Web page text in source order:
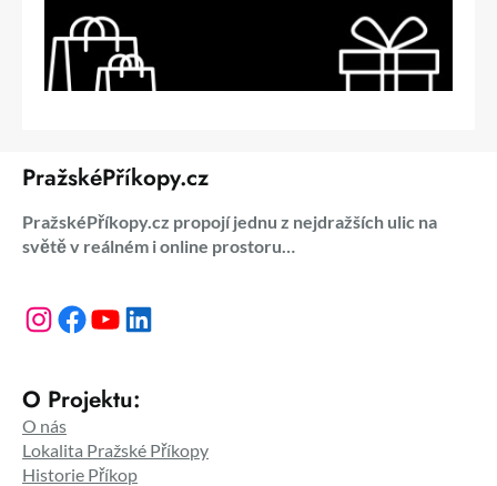
PražskéPříkopy.cz
PražskéPříkopy.cz propojí jednu z nejdražších ulic na
světě v reálném i online prostoru…
Instagram Facebook YouTube LinkedIn
O Projektu:
O nás
Lokalita Pražské Příkopy
Historie Příkop